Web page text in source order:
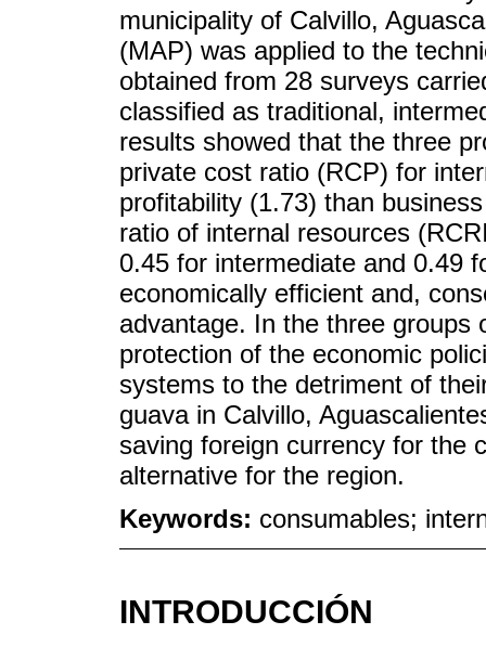
municipality of Calvillo,
(MAP) was applied to the
obtained from 28 surveys
classified as traditional,
results showed that the three
private cost ratio (RCP) for
profitability (1.73) than
ratio of internal resources
0.45 for intermediate and 0.49
economically efficient and,
advantage. In the three groups
protection of the economic
systems to the detriment of
guava in Calvillo,
saving foreign currency for the
alternative for the region.
Keywords: consumables;
INTRODUCCIÓN